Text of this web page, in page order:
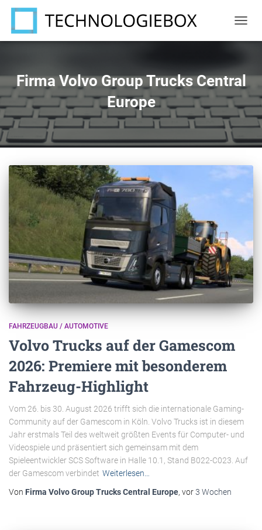
Firma Volvo Group Trucks Central
Europe
FAHRZEUGBAU / AUTOMOTIVE
Volvo Trucks auf der Gamescom
2026: Premiere mit besonderem
Fahrzeug-Highlight
Vom 26. bis 30. August 2026 trifft sich die internationale Gaming-
Community auf der Gamescom in Köln. Volvo Trucks ist in diesem
Jahr erstmals Teil des weltweit größten Events für Computer- und
Videospiele und präsentiert sich gemeinsam mit dem
Spieleentwickler SCS Software in Halle 10.1, Stand B022-C023. Auf
der Gamescom verbindet Weiterlesen…
Von Firma Volvo Group Trucks Central Europe, vor3 Wochen